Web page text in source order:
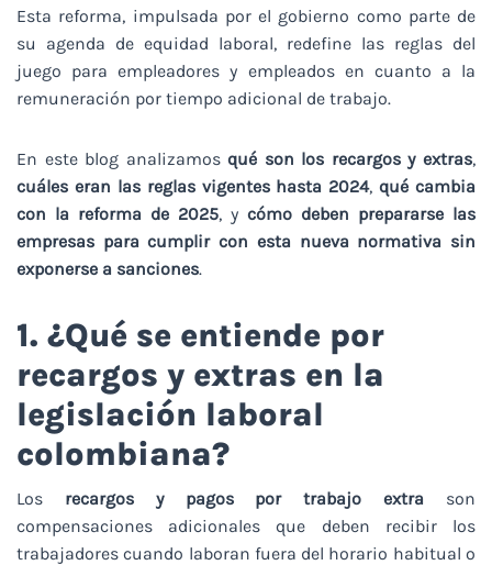
Esta reforma, impulsada por el gobierno como parte de
su agenda de equidad laboral, redefine las reglas del
juego para empleadores y empleados en cuanto a la
remuneración por tiempo adicional de trabajo.
En este blog analizamosqué son los recargos y extras,
cuáles eran las reglas vigentes hasta 2024,qué cambia
con la reforma de 2025, y cómo deben prepararse las
empresas para cumplir con esta nueva normativa sin
exponerse a sanciones.
1. ¿Qué se entiende por
recargos y extras en la
legislación laboral
colombiana?
Los recargos y pagos por trabajo extra son
compensaciones adicionales que deben recibir los
trabajadores cuando laboran fuera del horario habitual o